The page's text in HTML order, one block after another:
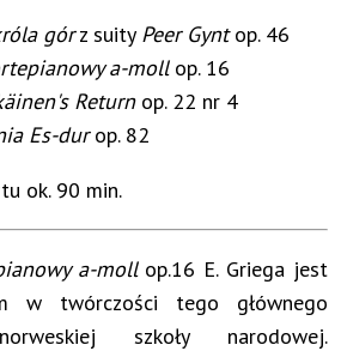
górz suity Peer Gyntop. 46
a-mollop. 16
Returnop. 22 nr 4
Es-durop. 82
ok. 90 min.
a-mollop.16 E. Griega jest
w twórczości tego głównego
szkoły narodowej.